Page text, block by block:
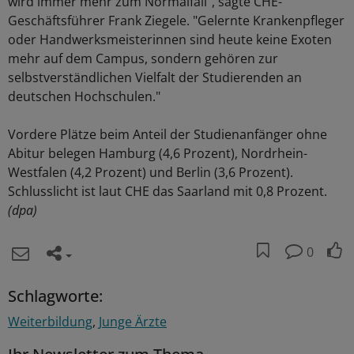
Geschäftsführer Frank Ziegele. "Gelernte Krankenpfleger
oder Handwerksmeisterinnen sind heute keine Exoten
mehr auf dem Campus, sondern gehören zur
selbstverständlichen Vielfalt der Studierenden an
deutschen Hochschulen."
Vordere Plätze beim Anteil der Studienanfänger ohne
Abitur belegen Hamburg (4,6 Prozent), Nordrhein-
Westfalen (4,2 Prozent) und Berlin (3,6 Prozent).
Schlusslicht ist laut CHE das Saarland mit 0,8 Prozent.
(dpa)
0
Schlagworte:
Weiterbildung Junge Ärzte